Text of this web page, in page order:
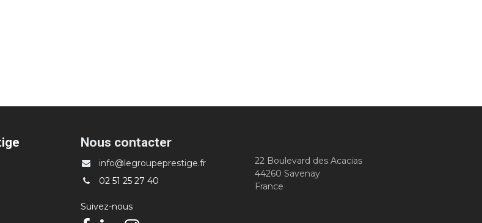
Nous contacter
info@legroupeprestige.fr
02 51 25 27 40
Suivez-nous
22 Boulevard des Acacias
44260 Savenay
France